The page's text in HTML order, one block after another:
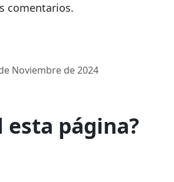
comentarios.
Noviembre de 2024
esta página?